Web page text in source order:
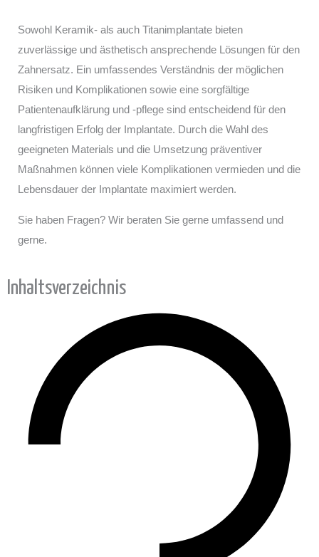
Inhaltsverzeichnis
Sowohl Keramik- als auch Titanimplantate bieten
zuverlässige und ästhetisch ansprechende Lösungen für den
Zahnersatz. Ein umfassendes Verständnis der möglichen
Risiken und Komplikationen sowie eine sorgfältige
Patientenaufklärung und -pflege sind entscheidend für den
langfristigen Erfolg der Implantate. Durch die Wahl des
geeigneten Materials und die Umsetzung präventiver
Maßnahmen können viele Komplikationen vermieden und die
Lebensdauer der Implantate maximiert werden.
Sie haben Fragen? Wir beraten Sie gerne umfassend und
gerne.